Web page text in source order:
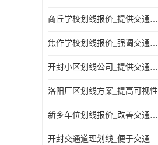
商丘学校划线报价_提供交通信息
焦作学校划线报价_强调交通规则
开封小区划线公司_提供交通信息
洛阳厂区划线方案_提高可视性
新乡车位划线报价_改善交通效率
开封交通道理划线_便于交通管理